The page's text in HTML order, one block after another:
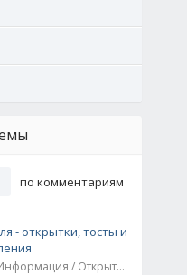
по комментариям
- открытки, тосты и
22.02.22, Информация / Открытки / Все праздники